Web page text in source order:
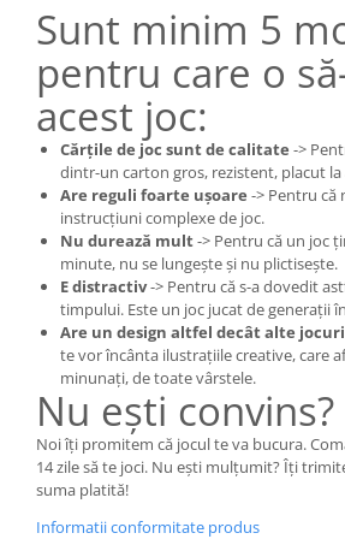
Sunt minim 5
pentru care o
acest joc:
Cărțile de joc sunt de calitate ->
dintr-un carton gros, rezistent, placut la
Are reguli foarte ușoare -> Pentru că
instrucțiuni complexe de joc.
Nu durează mult-> Pentru că un joc
minute, nu se lungește și nu plictisește.
E distractiv-> Pentru că s-a dovedit
timpului. Este un joc jucat de generații
Are un design altfel decât alte
te vor încânta ilustrațiile creative, care
minunați, de toate vârstele.
Nu ești convins?
Noi îți promitem că jocul te va bucura.
14 zile să te joci. Nu ești mulțumit? Îți
suma platită!
Informatii conformitate produs